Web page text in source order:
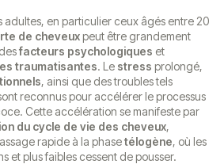
adultes, en particulier ceux âgés entre 20
de cheveuxpeut être grandement
facteurs psychologiques et
traumatisantes. Le stress prolongé,
, ainsi que des troubles tels
reconnus pour accélérer le processus
Cette accélération se manifeste par
du cycle de vie des cheveux,
rapide à la phasetélogène, où les
et plus faibles cessent de pousser.